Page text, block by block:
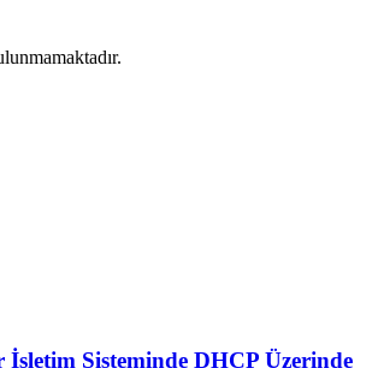
İşletim Sisteminde DHCP Üzerinde